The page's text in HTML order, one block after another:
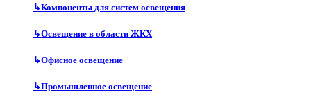
↳Компоненты для систем освещения
↳Освещение в области ЖКХ
↳Офисное освещение
↳Промышленное освещение